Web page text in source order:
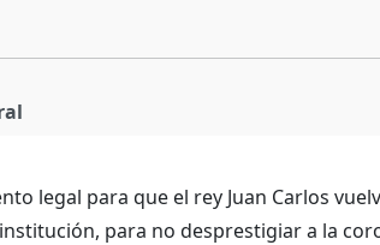
legal para que el rey Juan Carlos
para no desprestigiar a la